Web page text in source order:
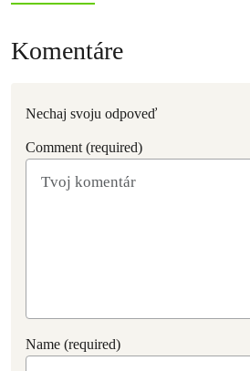
Komentáre
Nechaj svoju odpoveď
Comment (required)
Name (required)